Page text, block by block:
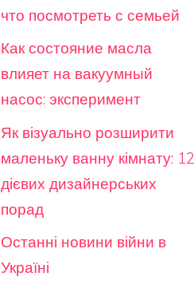
что посмотреть с семьей
Как состояние масла
влияет на вакуумный
насос: эксперимент
Як візуально розширити
маленьку ванну кімнату: 12
дієвих дизайнерських
порад
Останні новини війни в
Україні